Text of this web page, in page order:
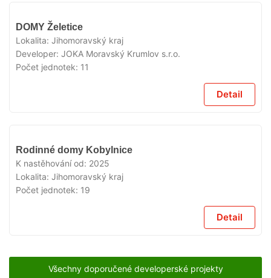
DOMY Želetice
Lokalita: Jihomoravský kraj
Developer: JOKA Moravský Krumlov s.r.o.
Počet jednotek: 11
Detail
Rodinné domy Kobylnice
K nastěhování od: 2025
Lokalita: Jihomoravský kraj
Počet jednotek: 19
Detail
Všechny doporučené developerské projekty